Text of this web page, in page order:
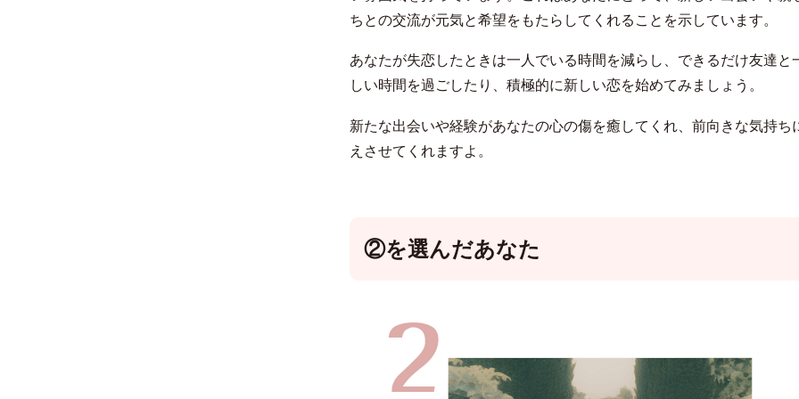
ちとの交流が元気と希望をもたらしてくれることを示しています。
あなたが失恋したときは一人でいる時間を減らし、できるだけ友達と
しい時間を過ごしたり、積極的に新しい恋を始めてみましょう。
新たな出会いや経験があなたの心の傷を癒してくれ、前向きな気持ち
えさせてくれますよ。
②を選んだあなた